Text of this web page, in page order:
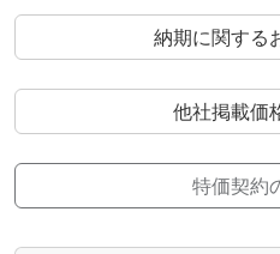
納期に関する
他社掲載価
特価契約